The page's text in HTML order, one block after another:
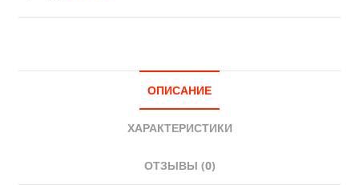
ОПИСАНИЕ
ХАРАКТЕРИСТИКИ
ОТЗЫВЫ (0)